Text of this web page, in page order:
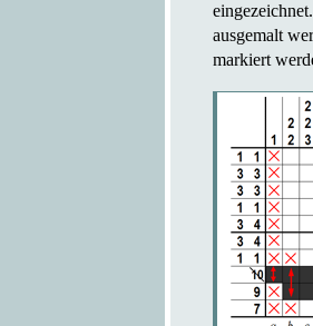
ausgemalt
markiert